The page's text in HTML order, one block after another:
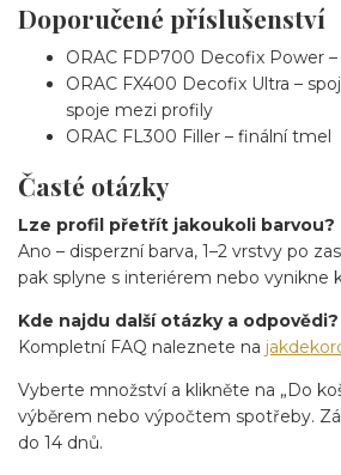
Doporučené příslušenství
ORAC FDP700 Decofix Power
ORAC FX400 Decofix Ultra –
spoje mezi profily
ORAC FL300 Filler – finální tmel
Časté otázky
Lze profil přetřít jakoukoli barvou?
Ano – disperzní barva, 1–2 vrstvy po
pak splyne s interiérem nebo vynikne
Kde najdu další otázky a odpovědi?
Kompletní FAQ naleznete na
Vyberte množství a klikněte na „Do
výběrem nebo výpočtem spotřeby.
do 14 dnů.